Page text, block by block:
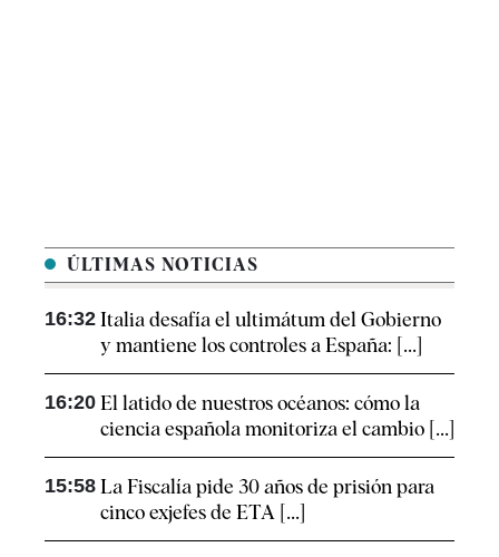
ÚLTIMAS NOTICIAS
16:32 Italia desafía el ultimátum del Gobierno
y mantiene los controles a España: [...]
16:20 El latido de nuestros océanos: cómo la
ciencia española monitoriza el cambio [...]
15:58 La Fiscalía pide 30 años de prisión para
cinco exjefes de ETA [...]